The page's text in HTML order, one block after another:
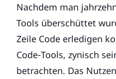
Nachdem man
Tools überschüttet
Zeile Code erledigen
Code-Tools, zynisch
betrachten. Das